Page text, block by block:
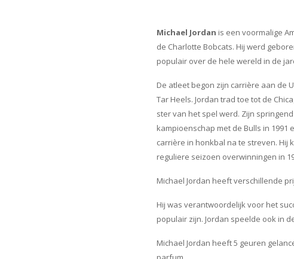
Michael Jordan is een voormalige
de Charlotte Bobcats. Hij werd
populair over de hele wereld in de
De atleet begon zijn carrière aan de
Tar Heels. Jordan trad toe tot de
ster van het spel werd. Zijn
kampioenschap met de Bulls in
carrière in honkbal na te streven. Hij
reguliere seizoen overwinningen in
Michael Jordan heeft verschillende
Hij was verantwoordelijk voor het
populair zijn. Jordan speelde ook in
Michael Jordan heeft 5 geuren